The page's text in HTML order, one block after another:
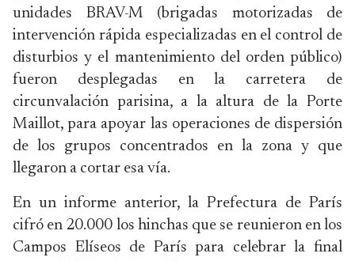
unidades BRAV-M (brigadas motorizadas de
intervención rápida especializadas en el control de
disturbios y el mantenimiento del orden público)
fueron desplegadas en la carretera de
circunvalación parisina, a la altura de la Porte
Maillot, para apoyar las operaciones de dispersión
de los grupos concentrados en la zona y que
llegaron a cortar esa vía.
En un informe anterior, la Prefectura de París
cifró en 20.000 los hinchas que se reunieron en los
Campos Elíseos de París para celebrar la final